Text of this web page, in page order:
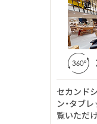
セカンド
ン・タブ
覧いただけ